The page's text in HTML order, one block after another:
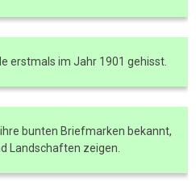
erstmals im Jahr 1901 gehisst.
bunten Briefmarken bekannt,
Landschaften zeigen.